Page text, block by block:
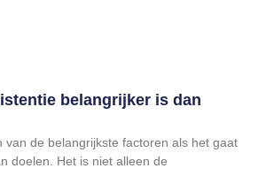
belangrijker is dan
van de belangrijkste factoren als het gaat
doelen. Het is niet alleen de